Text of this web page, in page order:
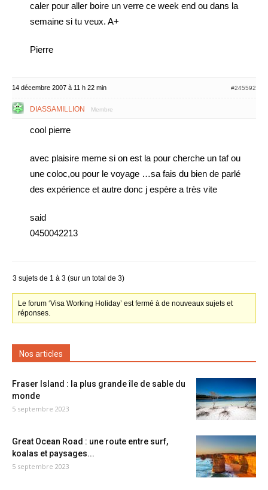
caler pour aller boire un verre ce week end ou dans la
semaine si tu veux. A+
Pierre
14 décembre 2007 à 11 h 22 min #245592
DIASSAMILLION Membre
cool pierre
avec plaisire meme si on est la pour cherche un taf ou
une coloc,ou pour le voyage …sa fais du bien de parlé
des expérience et autre donc j espère a très vite
said
0450042213
3 sujets de 1 à 3 (sur un total de 3)
Le forum ‘Visa Working Holiday’ est fermé à de nouveaux sujets et
réponses.
Nos articles
Fraser Island : la plus grande île de sable du
monde
5 septembre 2023
Great Ocean Road : une route entre surf,
koalas et paysages...
5 septembre 2023